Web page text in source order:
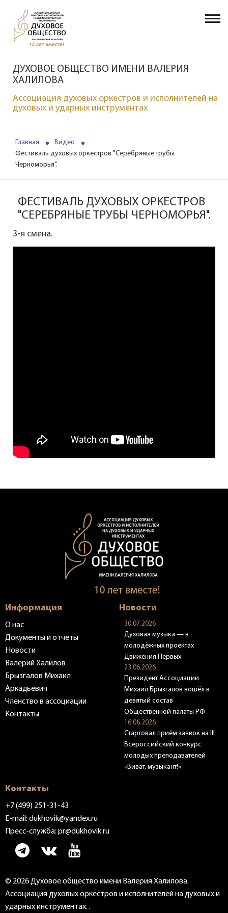
ДУХОВОЕ ОБЩЕСТВО ИМЕНИ ВАЛЕРИЯ
ХАЛИЛОВА
Ассоциация духовых оркестров и исполнителей на
духовых и ударных инструментах
Главная
Видео
Фестиваль духовых оркестров "Серебряные трубы
Черноморья".
ФЕСТИВАЛЬ ДУХОВЫХ ОРКЕСТРОВ
"СЕРЕБРЯНЫЕ ТРУБЫ ЧЕРНОМОРЬЯ".
3-я смена.
Информация
О нас
Документы и отчеты
Новости
Валерий Халилов
Брызгалов Михаил
Аркадьевич
Членство в ассоциации
Контакты
Новости
30.07.2026
Духовая музыка — в
молодёжных проектах
Движения Первых
23.06.2026
Президент Ассоциации
Михаил Брызгалов вошёл в
девятый состав
Общественной палаты РФ
16.06.2026
Стартовал приём заявок на III
Всероссийский конкурс
молодых преподавателей
«Виват, музыкант!»
Контакты
+7 (499) 251-31-43
E-mail: dukhovik@yandex.ru
Пресс-служба: pr@dukhovik.ru
© 2026 Духовое общество имени Валерия Халилова.
Ассоциация духовых оркестров и исполнителей на духовых и
ударных инструментах. .